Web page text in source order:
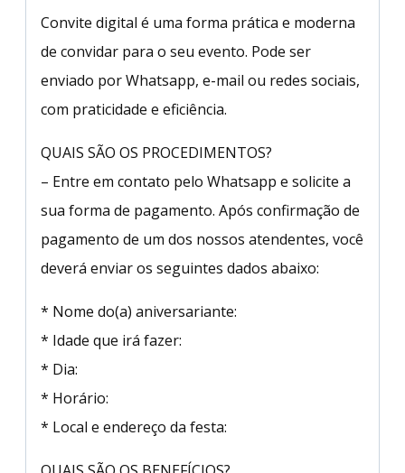
Convite digital é uma forma prática e moderna
de convidar para o seu evento. Pode ser
enviado por Whatsapp, e-mail ou redes sociais,
com praticidade e eficiência.
QUAIS SÃO OS PROCEDIMENTOS?
– Entre em contato pelo Whatsapp e solicite a
sua forma de pagamento. Após confirmação de
pagamento de um dos nossos atendentes, você
deverá enviar os seguintes dados abaixo:
* Nome do(a) aniversariante:
* Idade que irá fazer:
* Dia:
* Horário:
* Local e endereço da festa: